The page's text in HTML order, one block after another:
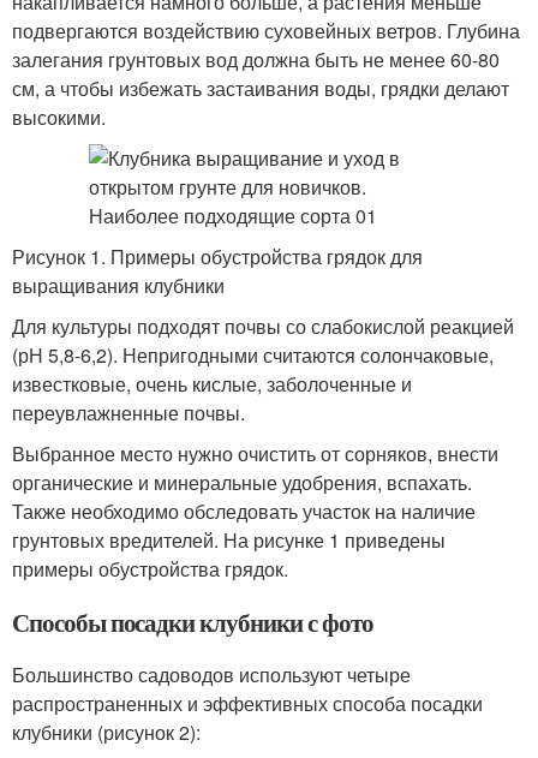
подвергаются воздействию суховейных ветров. Глубина
залегания грунтовых вод должна быть не менее 60-80
см, а чтобы избежать застаивания воды, грядки делают
высокими.
Рисунок 1. Примеры обустройства грядок для
выращивания клубники
Для культуры подходят почвы со слабокислой реакцией
(рН 5,8-6,2). Непригодными считаются солончаковые,
известковые, очень кислые, заболоченные и
переувлажненные почвы.
Выбранное место нужно очистить от сорняков, внести
органические и минеральные удобрения, вспахать.
Также необходимо обследовать участок на наличие
грунтовых вредителей. На рисунке 1 приведены
примеры обустройства грядок.
Способы посадки клубники с фото
Большинство садоводов используют четыре
распространенных и эффективных способа посадки
клубники (рисунок 2):